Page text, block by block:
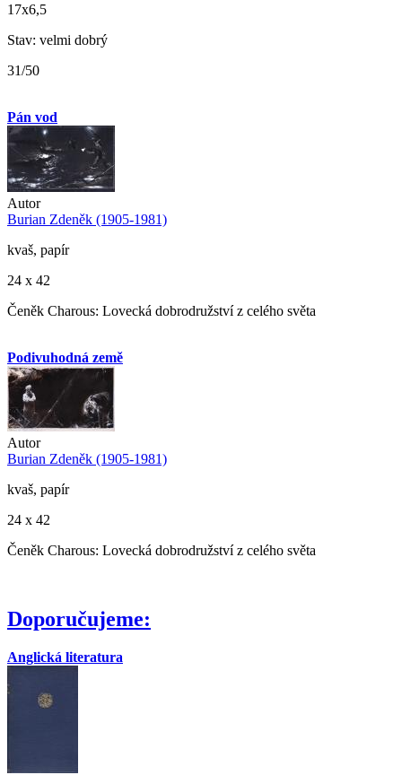
17x6,5
Stav: velmi dobrý
31/50
Pán vod
Autor
Burian Zdeněk (1905-1981)
kvaš, papír
24 x 42
Čeněk Charous: Lovecká dobrodružství z celého světa
Podivuhodná země
Autor
Burian Zdeněk (1905-1981)
kvaš, papír
24 x 42
Čeněk Charous: Lovecká dobrodružství z celého světa
Doporučujeme:
Anglická literatura